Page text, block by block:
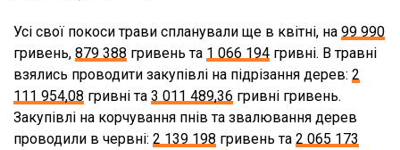
Усі свої покоси трави спланували ще в квітні, на 99 990
гривень, 879 388 гривень та 1 066 194 гривні. В травні
взялись проводити закупівлі на підрізання дерев: 2
111 954,08 гривні та 3 011 489,36 гривні гривень.
Закупівлі на корчування пнів та звалювання дерев
проводили в червні: 2 139 198 гривень та 2 065 173